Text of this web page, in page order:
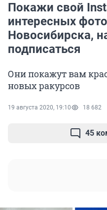
Покажи свой
интересных
Новосибирска,
подписаться
Они покажут вам
новых ракурсов
19 августа 2020, 19:10 18 682
45